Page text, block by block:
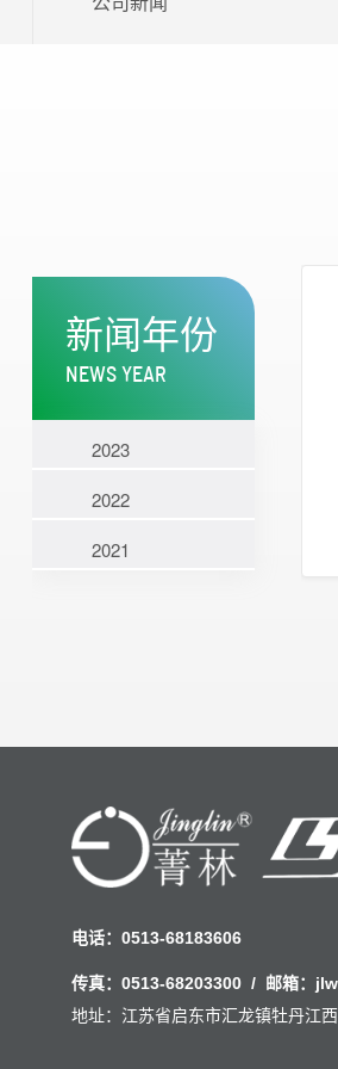
新闻年份
NEWS YEAR
2023
2022
2021
电话：0513-68183606
传真：0513-68203300 / 邮箱：
地址：江苏省启东市汇龙镇牡丹江